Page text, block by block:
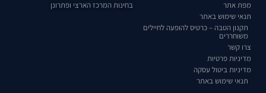
מפת אתר
תנאי שימוש באתר
תקנון הטבה – כרטיס להופעה לחיילים
משוחררים
צרו קשר
מדיניות פרטיות
מדיניות ביטול עסקה
תנאי שימוש באתר
בחינות המרכז הארצי ופתרונן